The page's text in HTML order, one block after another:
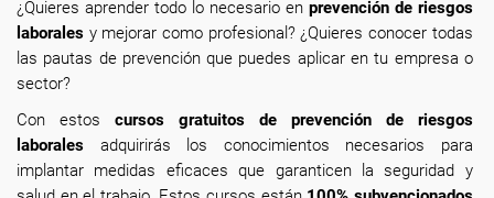
¿Quieres aprender todo lo necesario en prevención de riesgos
laborales y mejorar como profesional? ¿Quieres conocer todas
las pautas de prevención que puedes aplicar en tu empresa o
sector?
Con estos cursos gratuitos de prevención de riesgos
laborales adquirirás los conocimientos necesarios para
implantar medidas eficaces que garanticen la seguridad y